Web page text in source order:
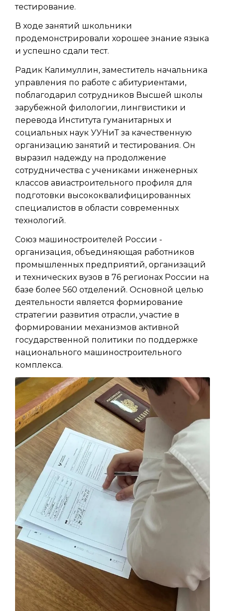
тестирование.
В ходе занятий школьники
продемонстрировали хорошее знание языка
и успешно сдали тест.
Радик Калимуллин, заместитель начальника
управления по работе с абитуриентами,
поблагодарил сотрудников Высшей школы
зарубежной филологии, лингвистики и
перевода Института гуманитарных и
социальных наук УУНиТ за качественную
организацию занятий и тестирования. Он
выразил надежду на продолжение
сотрудничества с учениками инженерных
классов авиастроительного профиля для
подготовки высококвалифицированных
специалистов в области современных
технологий.
Союз машиностроителей России -
организация, объединяющая работников
промышленных предприятий, организаций
и технических вузов в 76 регионах России на
базе более 560 отделений. Основной целью
деятельности является формирование
стратегии развития отрасли, участие в
формировании механизмов активной
государственной политики по поддержке
национального машиностроительного
комплекса.